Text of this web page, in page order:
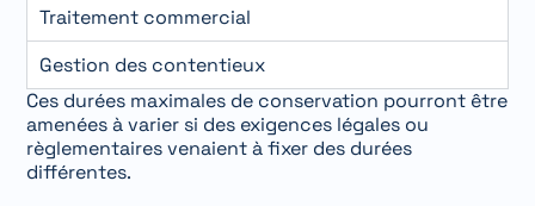
Traitement commercial
Gestion des contentieux
Ces durées maximales de conservation pourront être
amenées à varier si des exigences légales ou
règlementaires venaient à fixer des durées
différentes.